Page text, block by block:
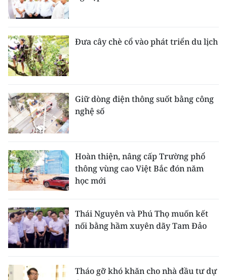
Đưa cây chè cổ vào phát triển du lịch
Giữ dòng điện thông suốt bằng công
nghệ số
Hoàn thiện, nâng cấp Trường phổ
thông vùng cao Việt Bắc đón năm
học mới
Thái Nguyên và Phú Thọ muốn kết
nối bằng hầm xuyên dãy Tam Đảo
Tháo gỡ khó khăn cho nhà đầu tư dự